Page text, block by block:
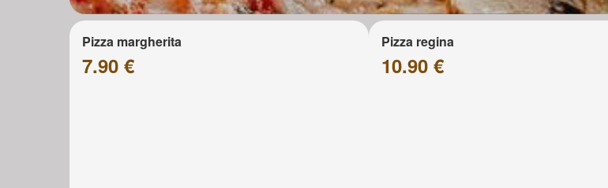
Pizza margherita
7.90 €
Pizza regina
10.90 €